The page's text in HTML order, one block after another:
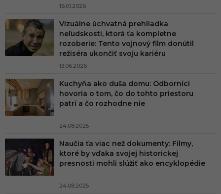
16.01.2026
Vizuálne úchvatná prehliadka
neľudskosti, ktorá ťa kompletne
rozoberie: Tento vojnový film donútil
režiséra ukončiť svoju kariéru
13.06.2026
Kuchyňa ako duša domu: Odborníci
hovoria o tom, čo do tohto priestoru
patrí a čo rozhodne nie
24.08.2025
Naučia ťa viac než dokumenty: Filmy,
ktoré by vďaka svojej historickej
presnosti mohli slúžiť ako encyklopédie
24.08.2025